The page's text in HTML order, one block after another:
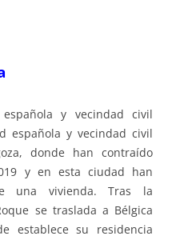
y vecindad civil
española y vecindad civil
donde han contraído
y en esta ciudad han
una vivienda. Tras la
se traslada a Bélgica
establece su residencia